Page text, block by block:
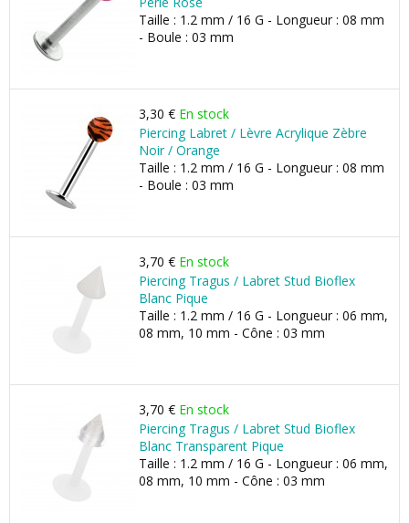
Taille : 1.2 mm / 16 G - Longueur : 08 mm
- Boule : 03 mm
3,30 € En stock
Piercing Labret / Lèvre Acrylique Zèbre
Noir / Orange
Taille : 1.2 mm / 16 G - Longueur : 08 mm
- Boule : 03 mm
3,70 € En stock
Piercing Tragus / Labret Stud Bioflex
Blanc Pique
Taille : 1.2 mm / 16 G - Longueur : 06 mm,
08 mm, 10 mm - Cône : 03 mm
3,70 € En stock
Piercing Tragus / Labret Stud Bioflex
Blanc Transparent Pique
Taille : 1.2 mm / 16 G - Longueur : 06 mm,
08 mm, 10 mm - Cône : 03 mm